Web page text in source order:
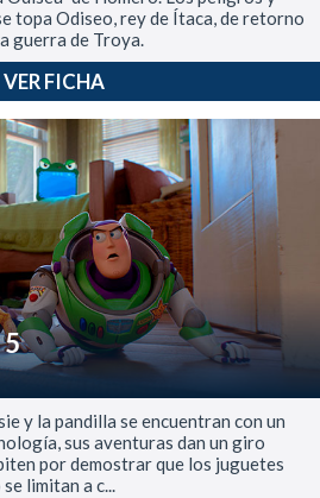
topa Odiseo, rey de Ítaca, de retorno
guerra de Troya.
VER FICHA
y la pandilla se encuentran con un
sus aventuras dan un giro
por demostrar que los juguetes
limitan a c...